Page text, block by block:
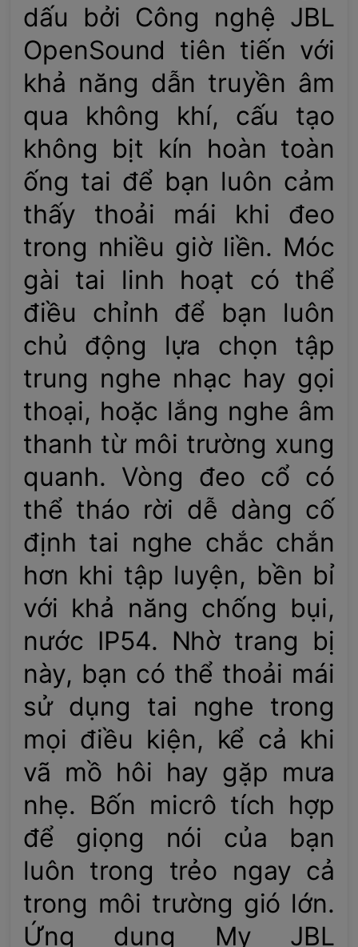
dấu bởi Công nghệ JBL
OpenSound tiên tiến với
khả năng dẫn truyền âm
qua không khí, cấu tạo
không bịt kín hoàn toàn
ống tai để bạn luôn cảm
thấy thoải mái khi đeo
trong nhiều giờ liền. Móc
gài tai linh hoạt có thể
điều chỉnh để bạn luôn
chủ động lựa chọn tập
trung nghe nhạc hay gọi
thoại, hoặc lắng nghe âm
thanh từ môi trường xung
quanh. Vòng đeo cổ có
thể tháo rời dễ dàng cố
định tai nghe chắc chắn
hơn khi tập luyện, bền bỉ
với khả năng chống bụi,
nước IP54. Nhờ trang bị
này, bạn có thể thoải mái
sử dụng tai nghe trong
mọi điều kiện, kể cả khi
vã mồ hôi hay gặp mưa
nhẹ. Bốn micrô tích hợp
để giọng nói của bạn
luôn trong trẻo ngay cả
trong môi trường gió lớn.
Ứng dụng My JBL